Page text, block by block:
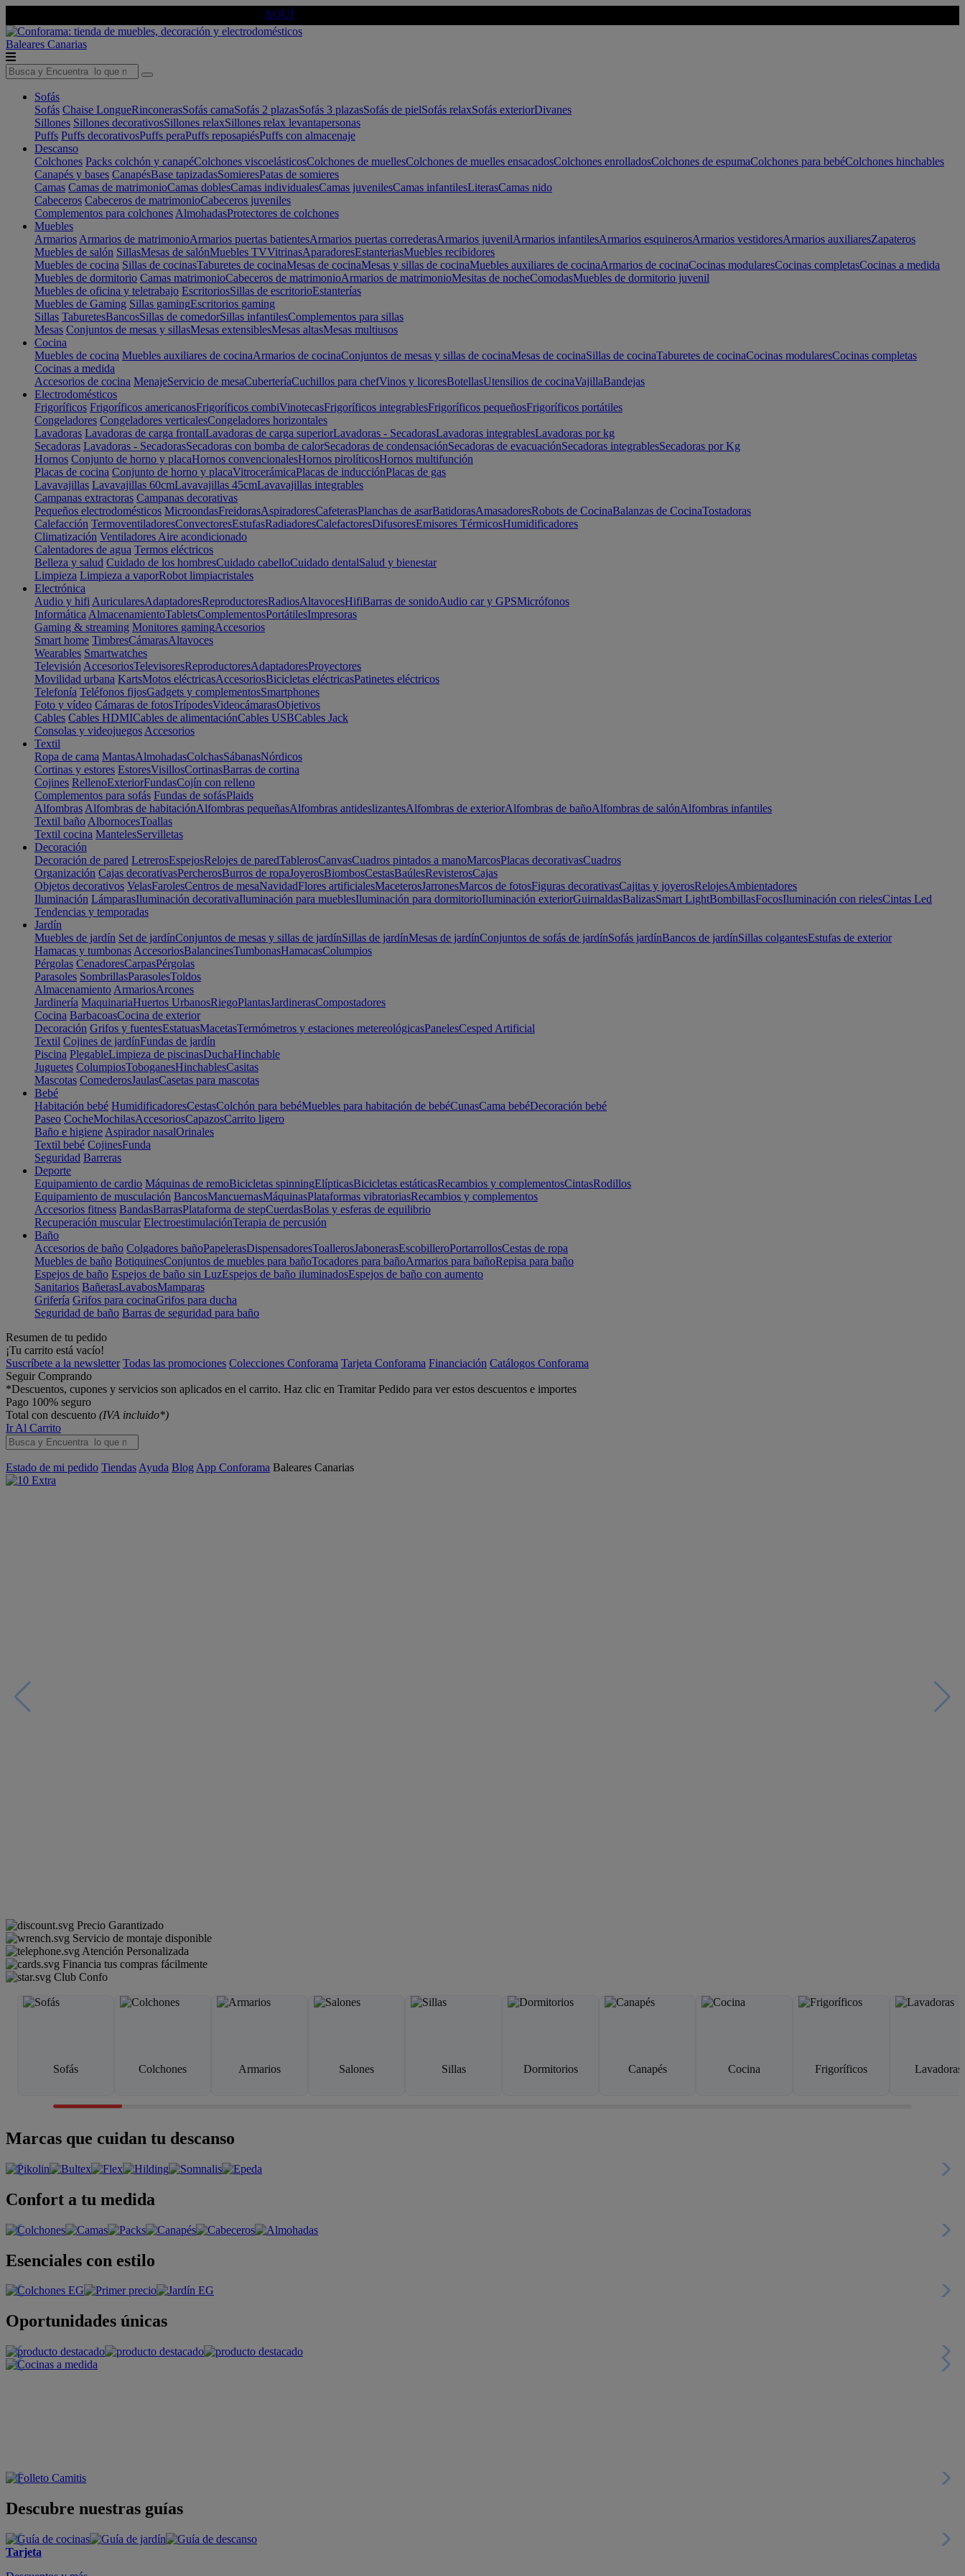
AQUÍ
Baleares Canarias
Sofás
Sofás Chaise LongueRinconerasSofás camaSofás 2 plazasSofás 3 plazasSofás de pielSofás relaxSofás exteriorDivanes
Sillones Sillones decorativosSillones relaxSillones relax levantapersonas
Puffs Puffs decorativosPuffs peraPuffs reposapiésPuffs con almacenaje
Descanso
Colchones Packs colchón y canapéColchones viscoelásticosColchones de muellesColchones de muelles ensacadosColchones enrolladosColchones de espumaColchones para bebéColchones hinchables
Canapés y bases CanapésBase tapizadasSomieresPatas de somieres
Camas Camas de matrimonioCamas doblesCamas individualesCamas juvenilesCamas infantilesLiterasCamas nido
Cabeceros Cabeceros de matrimonioCabeceros juveniles
Complementos para colchones AlmohadasProtectores de colchones
Muebles
Armarios Armarios de matrimonioArmarios puertas batientesArmarios puertas correderasArmarios juvenilArmarios infantilesArmarios esquinerosArmarios vestidoresArmarios auxiliaresZapateros
Muebles de salón SillasMesas de salónMuebles TVVitrinasAparadoresEstanteriasMuebles recibidores
Muebles de cocina Sillas de cocinasTaburetes de cocinaMesas de cocinaMesas y sillas de cocinaMuebles auxiliares de cocinaArmarios de cocinaCocinas modularesCocinas completasCocinas a medida
Muebles de dormitorio Camas matrimonioCabeceros de matrimonioArmarios de matrimonioMesitas de nocheComodasMuebles de dormitorio juvenil
Muebles de oficina y teletrabajo EscritoriosSillas de escritorioEstanterías
Muebles de Gaming Sillas gamingEscritorios gaming
Sillas TaburetesBancosSillas de comedorSillas infantilesComplementos para sillas
Mesas Conjuntos de mesas y sillasMesas extensiblesMesas altasMesas multiusos
Cocina
Muebles de cocina Muebles auxiliares de cocinaArmarios de cocinaConjuntos de mesas y sillas de cocinaMesas de cocinaSillas de cocinaTaburetes de cocinaCocinas modularesCocinas completas
Cocinas a medida
Accesorios de cocina MenajeServicio de mesaCuberteríaCuchillos para chefVinos y licoresBotellasUtensilios de cocinaVajillaBandejas
Electrodomésticos
Frigoríficos Frigoríficos americanosFrigoríficos combiVinotecasFrigoríficos integrablesFrigoríficos pequeñosFrigoríficos portátiles
Congeladores Congeladores verticalesCongeladores horizontales
Lavadoras Lavadoras de carga frontalLavadoras de carga superiorLavadoras - SecadorasLavadoras integrablesLavadoras por kg
Secadoras Lavadoras - SecadorasSecadoras con bomba de calorSecadoras de condensaciónSecadoras de evacuaciónSecadoras integrablesSecadoras por Kg
Hornos Conjunto de horno y placaHornos convencionalesHornos pirolíticosHornos multifunción
Placas de cocina Conjunto de horno y placaVitrocerámicaPlacas de inducciónPlacas de gas
Lavavajillas Lavavajillas 60cmLavavajillas 45cmLavavajillas integrables
Campanas extractoras Campanas decorativas
Pequeños electrodomésticos MicroondasFreidorasAspiradoresCafeterasPlanchas de asarBatidorasAmasadoresRobots de CocinaBalanzas de CocinaTostadoras
Calefacción TermoventiladoresConvectoresEstufasRadiadoresCalefactoresDifusoresEmisores TérmicosHumidificadores
Climatización Ventiladores Aire acondicionado
Calentadores de agua Termos eléctricos
Belleza y salud Cuidado de los hombresCuidado cabelloCuidado dentalSalud y bienestar
Limpieza Limpieza a vaporRobot limpiacristales
Electrónica
Audio y hifi AuricularesAdaptadoresReproductoresRadiosAltavocesHifiBarras de sonidoAudio car y GPSMicrófonos
Informática AlmacenamientoTabletsComplementosPortátilesImpresoras
Gaming & streaming Monitores gamingAccesorios
Smart home TimbresCámarasAltavoces
Wearables Smartwatches
Televisión AccesoriosTelevisoresReproductoresAdaptadoresProyectores
Movilidad urbana KartsMotos eléctricasAccesoriosBicicletas eléctricasPatinetes eléctricos
Telefonía Teléfonos fijosGadgets y complementosSmartphones
Foto y vídeo Cámaras de fotosTrípodesVideocámarasObjetivos
Cables Cables HDMICables de alimentaciónCables USBCables Jack
Consolas y videojuegos Accesorios
Textil
Ropa de cama MantasAlmohadasColchasSábanasNórdicos
Cortinas y estores EstoresVisillosCortinasBarras de cortina
Cojines RellenoExteriorFundasCojín con relleno
Complementos para sofás Fundas de sofásPlaids
Alfombras Alfombras de habitaciónAlfombras pequeñasAlfombras antideslizantesAlfombras de exteriorAlfombras de bañoAlfombras de salónAlfombras infantiles
Textil baño AlbornocesToallas
Textil cocina MantelesServilletas
Decoración
Decoración de pared LetrerosEspejosRelojes de paredTablerosCanvasCuadros pintados a manoMarcosPlacas decorativasCuadros
Organización Cajas decorativasPercherosBurros de ropaJoyerosBiombosCestasBaúlesRevisterosCajas
Objetos decorativos VelasFarolesCentros de mesaNavidadFlores artificialesMaceterosJarronesMarcos de fotosFiguras decorativasCajitas y joyerosRelojesAmbientadores
Iluminación LámparasIluminación decorativaIluminación para mueblesIluminación para dormitorioIluminación exteriorGuirnaldasBalizasSmart LightBombillasFocosIluminación con rielesCintas Led
Tendencias y temporadas
Jardín
Muebles de jardín Set de jardínConjuntos de mesas y sillas de jardínSillas de jardínMesas de jardínConjuntos de sofás de jardínSofás jardínBancos de jardínSillas colgantesEstufas de exterior
Hamacas y tumbonas AccesoriosBalancinesTumbonasHamacasColumpios
Pérgolas CenadoresCarpasPérgolas
Parasoles SombrillasParasolesToldos
Almacenamiento ArmariosArcones
Jardinería MaquinariaHuertos UrbanosRiegoPlantasJardinerasCompostadores
Cocina BarbacoasCocina de exterior
Decoración Grifos y fuentesEstatuasMacetasTermómetros y estaciones metereológicasPanelesCesped Artificial
Textil Cojines de jardínFundas de jardín
Piscina PlegableLimpieza de piscinasDuchaHinchable
Juguetes ColumpiosToboganesHinchablesCasitas
Mascotas ComederosJaulasCasetas para mascotas
Bebé
Habitación bebé HumidificadoresCestasColchón para bebéMuebles para habitación de bebéCunasCama bebéDecoración bebé
Paseo CocheMochilasAccesoriosCapazosCarrito ligero
Baño e higiene Aspirador nasalOrinales
Textil bebé CojinesFunda
Seguridad Barreras
Deporte
Equipamiento de cardio Máquinas de remoBicicletas spinningElípticasBicicletas estáticasRecambios y complementosCintasRodillos
Equipamiento de musculación BancosMancuernasMáquinasPlataformas vibratoriasRecambios y complementos
Accesorios fitness BandasBarrasPlataforma de stepCuerdasBolas y esferas de equilibrio
Recuperación muscular ElectroestimulaciónTerapia de percusión
Baño
Accesorios de baño Colgadores bañoPapelerasDispensadoresToallerosJabonerasEscobilleroPortarrollosCestas de ropa
Muebles de baño BotiquinesConjuntos de muebles para bañoTocadores para bañoArmarios para bañoRepisa para baño
Espejos de baño Espejos de baño sin LuzEspejos de baño iluminadosEspejos de baño con aumento
Sanitarios BañerasLavabosMamparas
Grifería Grifos para cocinaGrifos para ducha
Seguridad de baño Barras de seguridad para baño
Resumen de tu pedido
¡Tu carrito está vacío!
Suscríbete a la newsletter Todas las promociones Colecciones Conforama Tarjeta Conforama Financiación Catálogos Conforama
Seguir Comprando
*Descuentos, cupones y servicios son aplicados en el carrito. Haz clic en Tramitar Pedido para ver estos descuentos e importes
Pago 100% seguro
Total con descuento (IVA incluido*)
Ir Al Carrito
Estado de mi pedido Tiendas Ayuda Blog App Conforama Baleares Canarias
Precio Garantizado
Servicio de montaje disponible
Atención Personalizada
Financia tus compras fácilmente
Club Confo
Sofás Colchones Armarios Salones Sillas Dormitorios Canapés Cocina Frigoríficos Lavadoras
Marcas que cuidan tu descanso
Confort a tu medida
Esenciales con estilo
Oportunidades únicas
Descubre nuestras guías
Tarjeta